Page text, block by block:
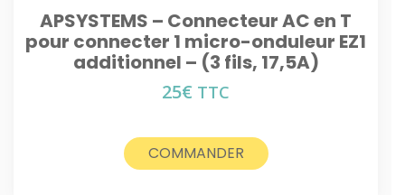
APSYSTEMS – Connecteur AC en T
pour connecter 1 micro-onduleur EZ1
additionnel – (3 fils, 17,5A)
25€ TTC
COMMANDER